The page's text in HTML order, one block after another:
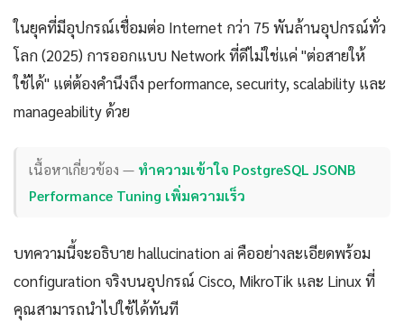
ในยุคที่มีอุปกรณ์เชื่อมต่อ Internet กว่า 75 พันล้านอุปกรณ์ทั่ว
โลก (2025) การออกแบบ Network ที่ดีไม่ใช่แค่ "ต่อสายให้
ใช้ได้" แต่ต้องคำนึงถึง performance, security, scalability และ
manageability ด้วย
เนื้อหาเกี่ยวข้อง — ทำความเข้าใจ PostgreSQL JSONB
Performance Tuning เพิ่มความเร็ว
บทความนี้จะอธิบาย hallucination ai คืออย่างละเอียดพร้อม
configuration จริงบนอุปกรณ์ Cisco, MikroTik และ Linux ที่
คุณสามารถนำไปใช้ได้ทันที